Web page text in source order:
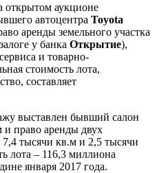
открытом аукционе
автоцентра Toyota
аренды земельного участка
у банка Открытие),
и товарно-
стоимость лота,
составляет
выставлен бывший салон
право аренды двух
тысячи кв.м и 2,5 тысячи
лота – 116,3 миллиона
января 2017 года.